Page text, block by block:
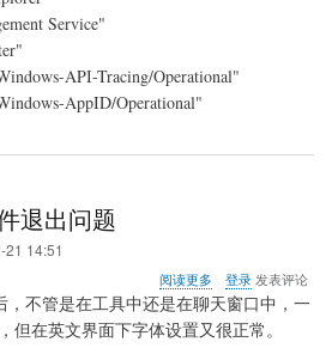
管
中
法
Service"
API-Tracing/Operational"
AppID/Operational"
退出问题
21 14:51
阅读更多
于
Pidgin
设
登录发表评论
，不管是在工具中还是在聊天窗口中，一
但在英文界面下字体设置又很正常。